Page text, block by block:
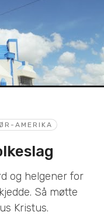
AMERIKA
og helgener for
Så møtte
Kristus.